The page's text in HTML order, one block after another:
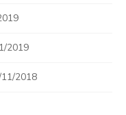
2019
2018